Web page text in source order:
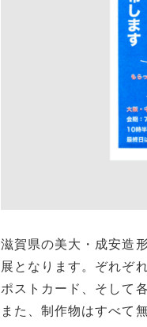
滋賀県の美大・成安造
展となります。ぞれぞ
ポストカード、そして
また、制作物はすべて